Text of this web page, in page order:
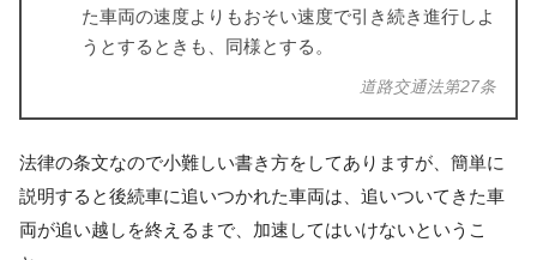
た車両の速度よりもおそい速度で引き続き進行しよ
うとするときも、同様とする。
道路交通法第27条
法律の条文なので小難しい書き方をしてありますが、簡単に
説明すると後続車に追いつかれた車両は、追いついてきた車
両が追い越しを終えるまで、加速してはいけないというこ